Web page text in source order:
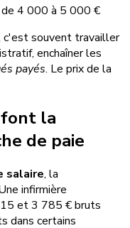
4 000 à 5 000 €
c'est souvent travailler
enchaîner les
payés. Le prix de la
font la
de paie
salaire, la
infirmière
et 3 785 € bruts
dans certains